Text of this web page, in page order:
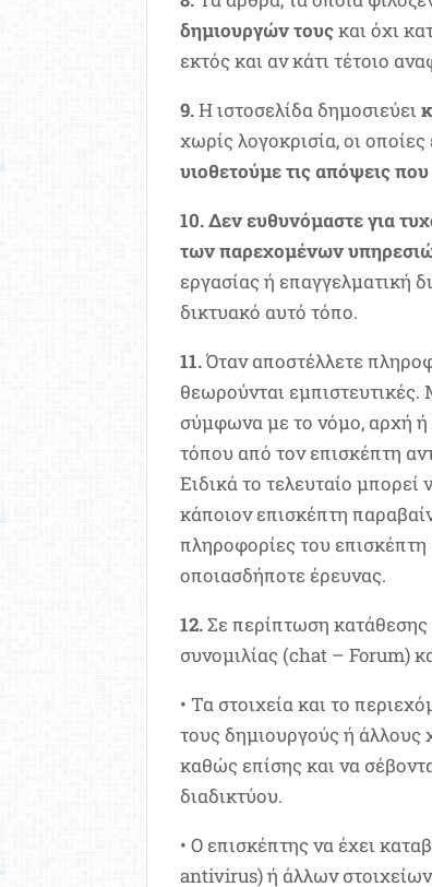
δημιουργών τουςκαι όχι
εκτός και αν κάτι τέτοιο
9.Η ιστοσελίδα δημοσιεύει
χωρίς λογοκρισία, οι
υιοθετούμε τις απόψεις
10.Δεν ευθυνόμαστε για
των παρεχομένων
εργασίας ή επαγγελματική
δικτυακό αυτό τόπο.
11.Όταν αποστέλλετε
θεωρούνται
σύμφωνα με το νόμο, αρχή ή
τόπου από τον επισκέπτη
Ειδικά το τελευταίο
κάποιον επισκέπτη
πληροφορίες του
οποιασδήποτε έρευνας.
12.Σε περίπτωση
συνομιλίας (chat – Forum)
• Τα στοιχεία και το
τους δημιουργούς ή άλλους
καθώς επίσης και να
διαδικτύου.
• Ο επισκέπτης να έχει
antivirus) ή άλλων